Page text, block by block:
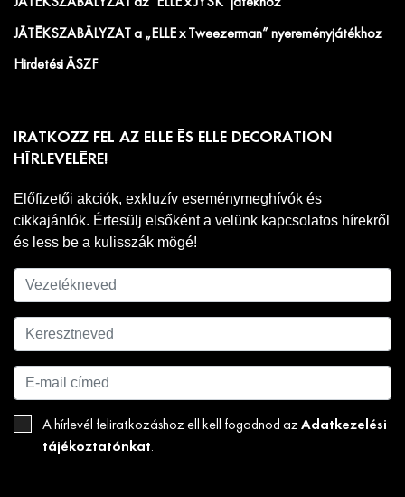
JÁTÉKSZABÁLYZAT az "ELLE x JYSK" játékhoz
JÁTÉKSZABÁLYZAT a „ELLE x Tweezerman” nyereményjátékhoz
Hirdetési ÁSZF
IRATKOZZ FEL AZ ELLE ÉS ELLE DECORATION
HÍRLEVELÉRE!
Előfizetői akciók, exkluzív eseménymeghívók és
cikkajánlók. Értesülj elsőként a velünk kapcsolatos hírekről
és less be a kulisszák mögé!
A hírlevél feliratkozáshoz ell kell fogadnod az Adatkezelési
tájékoztatónkat.